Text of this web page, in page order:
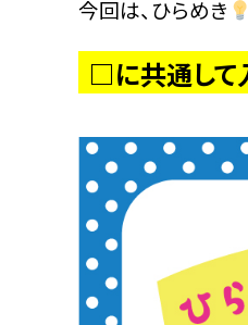
今回は、ひらめき
□に共通して